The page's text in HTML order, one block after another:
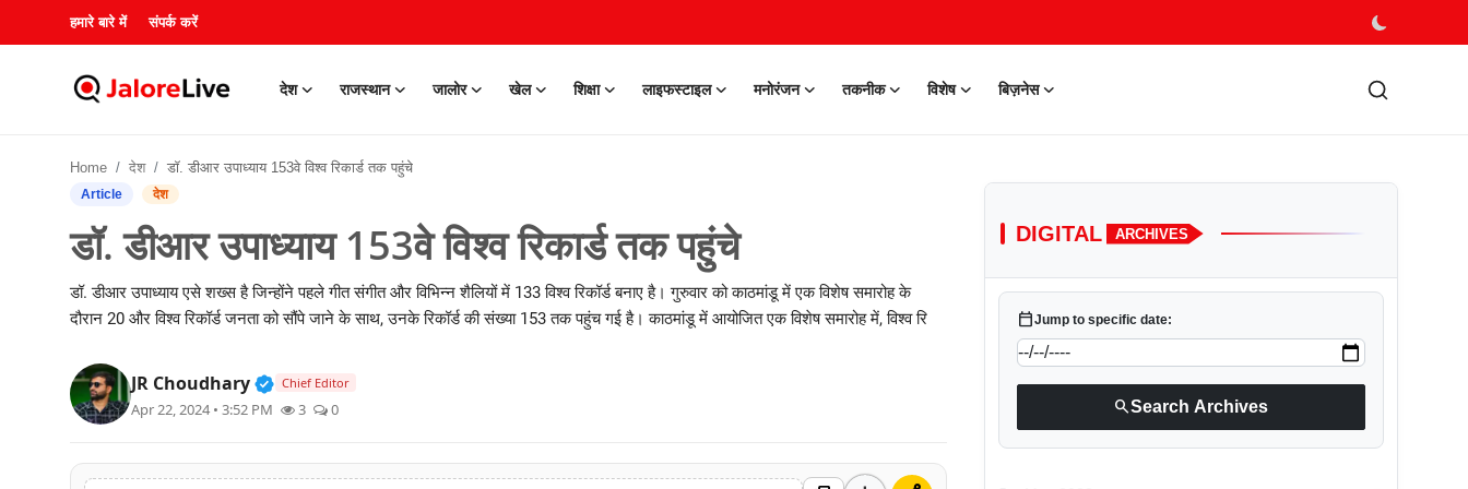
हमारे बारे में संपर्क करें
देश राजस्थान जालोर खेल शिक्षा लाइफस्टाइल मनोरंजन तकनीक विशेष बिज़नेस
राजस्थान
Home देश डॉ. डीआर उपाध्याय 153वे विश्व रिकार्ड तक पहुंचे
Article देश
डॉ. डीआर उपाध्याय 153वे विश्व रिकार्ड तक पहुंचे
डॉ. डीआर उपाध्याय एसे शख्स है जिन्होंने पहले गीत संगीत और विभिन्न शैलियों में 133 विश्व रिकॉर्ड बनाए है। गुरुवार को काठमांडू में एक विशेष समारोह के
दौरान 20 और विश्व रिकॉर्ड जनता को सौंपे जाने के साथ, उनके रिकॉर्ड की संख्या 153 तक पहुंच गई है। काठमांडू में आयोजित एक विशेष समारोह में, विश्व रि
JR Choudhary Verified Public Figure • 30 Mar, 2026
Chief Editor
Apr 22, 2024 • 3:52 PM 3 0
DIGITAL ARCHIVES
calendar_todayJump to specific date:
searchSearch Archives